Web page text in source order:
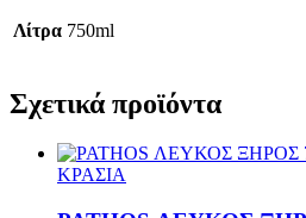
Λίτρα 750ml
Σχετικά προϊόντα
ΚΡΑΣΙΑ